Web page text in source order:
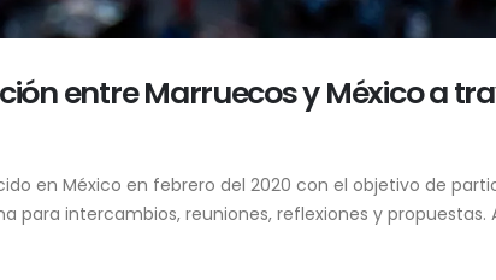
entre Marruecos y México a
en México en febrero del 2020 con el objetivo de
intercambios, reuniones, reflexiones y propuestas.